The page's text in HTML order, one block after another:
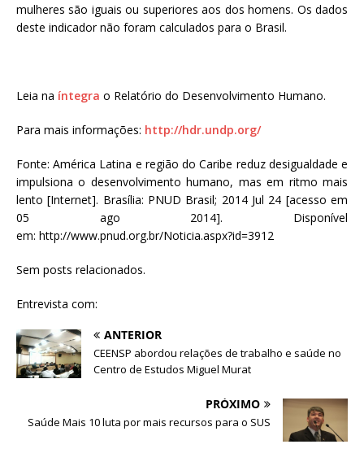
mulheres são iguais ou superiores aos dos homens. Os dados
deste indicador não foram calculados para o Brasil.
Leia na íntegra o Relatório do Desenvolvimento Humano.
Para mais informações: http://hdr.undp.org/
Fonte: América Latina e região do Caribe reduz desigualdade e
impulsiona o desenvolvimento humano, mas em ritmo mais
lento [Internet]. Brasília: PNUD Brasil; 2014 Jul 24 [acesso em
05 ago 2014]. Disponível
em: http://www.pnud.org.br/Noticia.aspx?id=3912
Sem posts relacionados.
Entrevista com:
ANTERIOR
CEENSP abordou relações de trabalho e saúde no
Centro de Estudos Miguel Murat
PRÓXIMO
Saúde Mais 10 luta por mais recursos para o SUS